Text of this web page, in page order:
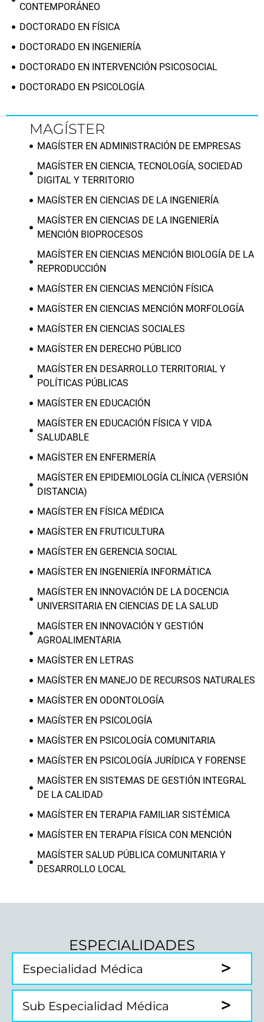
CONTEMPORÁNEO
DOCTORADO EN FÍSICA
DOCTORADO EN INGENIERÍA
DOCTORADO EN INTERVENCIÓN PSICOSOCIAL
DOCTORADO EN PSICOLOGÍA
MAGÍSTER
MAGÍSTER EN ADMINISTRACIÓN DE EMPRESAS
MAGÍSTER EN CIENCIA, TECNOLOGÍA, SOCIEDAD
DIGITAL Y TERRITORIO
MAGÍSTER EN CIENCIAS DE LA INGENIERÍA
MAGÍSTER EN CIENCIAS DE LA INGENIERÍA
MENCIÓN BIOPROCESOS
MAGÍSTER EN CIENCIAS MENCIÓN BIOLOGÍA DE LA
REPRODUCCIÓN
MAGÍSTER EN CIENCIAS MENCIÓN FÍSICA
MAGÍSTER EN CIENCIAS MENCIÓN MORFOLOGÍA
MAGÍSTER EN CIENCIAS SOCIALES
MAGÍSTER EN DERECHO PÚBLICO
MAGÍSTER EN DESARROLLO TERRITORIAL Y
POLÍTICAS PÚBLICAS
MAGÍSTER EN EDUCACIÓN
MAGÍSTER EN EDUCACIÓN FÍSICA Y VIDA
SALUDABLE
MAGÍSTER EN ENFERMERÍA
MAGÍSTER EN EPIDEMIOLOGÍA CLÍNICA (VERSIÓN
DISTANCIA)
MAGÍSTER EN FÍSICA MÉDICA
MAGÍSTER EN FRUTICULTURA
MAGÍSTER EN GERENCIA SOCIAL
MAGÍSTER EN INGENIERÍA INFORMÁTICA
MAGÍSTER EN INNOVACIÓN DE LA DOCENCIA
UNIVERSITARIA EN CIENCIAS DE LA SALUD
MAGÍSTER EN INNOVACIÓN Y GESTIÓN
AGROALIMENTARIA
MAGÍSTER EN LETRAS
MAGÍSTER EN MANEJO DE RECURSOS NATURALES
MAGÍSTER EN ODONTOLOGÍA
MAGÍSTER EN PSICOLOGÍA
MAGÍSTER EN PSICOLOGÍA COMUNITARIA
MAGÍSTER EN PSICOLOGÍA JURÍDICA Y FORENSE
MAGÍSTER EN SISTEMAS DE GESTIÓN INTEGRAL
DE LA CALIDAD
MAGÍSTER EN TERAPIA FAMILIAR SISTÉMICA
MAGÍSTER EN TERAPIA FÍSICA CON MENCIÓN
MAGÍSTER SALUD PÚBLICA COMUNITARIA Y
DESARROLLO LOCAL
ESPECIALIDADES
Especialidad Médica
Sub Especialidad Médica